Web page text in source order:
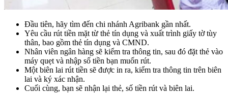
Đầu tiên, hãy tìm đến chi nhánh Agribank gần nhất.
Yêu cầu rút tiền mặt từ thẻ tín dụng và xuất trình giấy tờ tùy
thân, bao gồm thẻ tín dụng và CMND.
Nhân viên ngân hàng sẽ kiểm tra thông tin, sau đó đặt thẻ vào
máy quẹt và nhập số tiền bạn muốn rút.
Một biên lai rút tiền sẽ được in ra, kiểm tra thông tin trên biên
lai và ký xác nhận.
Cuối cùng, bạn sẽ nhận lại thẻ, số tiền rút và biên lai.